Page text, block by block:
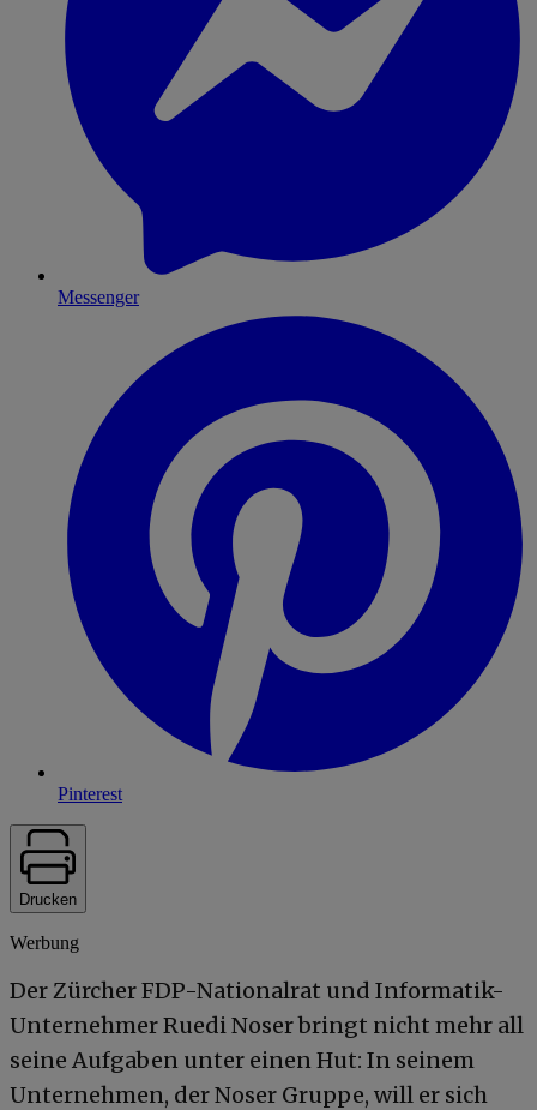
Messenger
Pinterest
Drucken
Werbung
Der Zürcher FDP-Nationalrat und Informatik-
Unternehmer Ruedi Noser bringt nicht mehr all
seine Aufgaben unter einen Hut: In seinem
Unternehmen, der Noser Gruppe, will er sich